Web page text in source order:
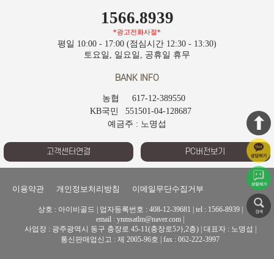
1566.8939
*광고전화사절*
평일 10:00 - 17:00 (점심시간 12:30 - 13:30)
토요일, 일요일, 공휴일 휴무
BANK INFO
농협
617-12-389550
KB국민
551501-04-128687
예금주 : 노명섭
고객센터연결 PC버전보기
이용약관 개인정보처리방침 이메일무단수집거부
상호 : 아이비골드 | 업자등록번호 : 408-12-39681 | tel : 1566-8939 |
email : ynmsatlm@naver.com |
사업장 : 광주광역시 동구 충장로 45-11(충장로5가,2층) | 대표자 : 노명섭 |
통신판매업신고 : 제 2005-96호 | fax : 062-222-3997